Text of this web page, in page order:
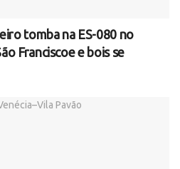
tomba na ES-080 no
Franciscoe e bois se